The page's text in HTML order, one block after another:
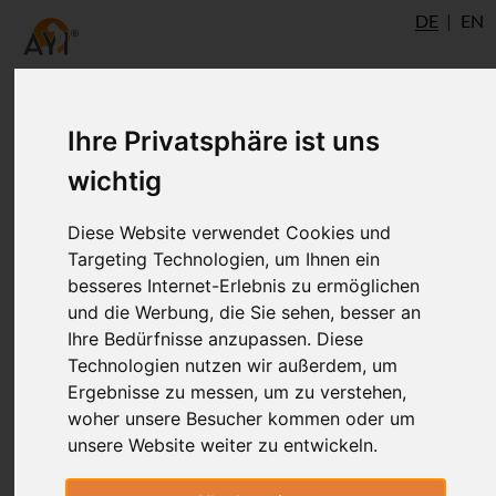
Ihre Privatsphäre ist uns
wichtig
Diese Website verwendet Cookies und
Targeting Technologien, um Ihnen ein
besseres Internet-Erlebnis zu ermöglichen
und die Werbung, die Sie sehen, besser an
Ihre Bedürfnisse anzupassen. Diese
Technologien nutzen wir außerdem, um
Ergebnisse zu messen, um zu verstehen,
woher unsere Besucher kommen oder um
unsere Website weiter zu entwickeln.
DE EN